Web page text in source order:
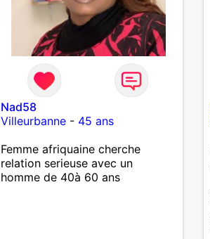
Nad58
Villeurbanne- 45 ans
Femme afriquaine cherche
relation serieuse avec un
homme de 40à 60 ans